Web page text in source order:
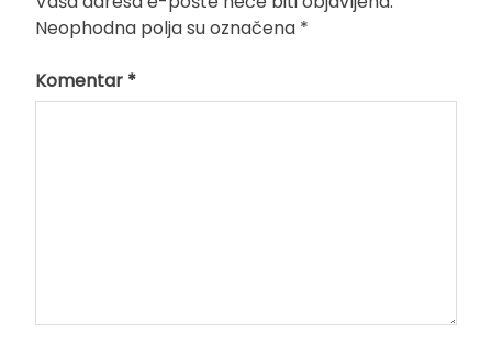
Neophodna polja su označena *
Komentar *